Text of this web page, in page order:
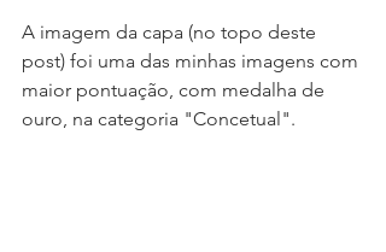
A imagem da capa (no topo deste
post) foi uma das minhas imagens com
maior pontuação, com medalha de
ouro, na categoria "Concetual".